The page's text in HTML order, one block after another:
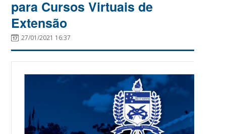
para Cursos Virtuais de
Extensão
27/01/2021 16:37